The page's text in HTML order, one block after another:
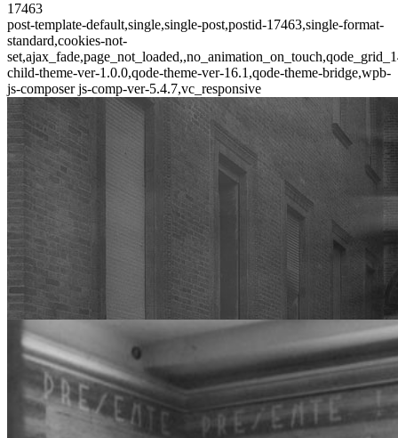
17463
post-template-default,single,single-post,postid-17463,single-format-
standard,cookies-not-
child-theme-ver-1.0.0,qode-theme-ver-16.1,qode-theme-bridge,wpb-
js-composer js-comp-ver-5.4.7,vc_responsive